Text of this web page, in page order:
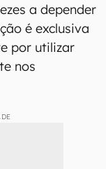
a depender
é exclusiva
por utilizar
nos